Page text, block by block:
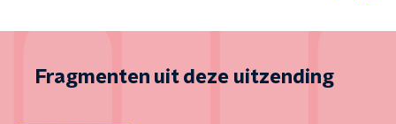
Fragmenten uit deze uitzending